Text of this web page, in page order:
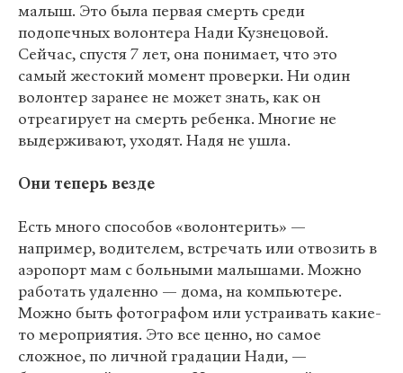
малыш. Это была первая смерть среди
подопечных волонтера Нади Кузнецовой.
Сейчас, спустя 7 лет, она понимает, что это
самый жестокий момент проверки. Ни один
волонтер заранее не может знать, как он
отреагирует на смерть ребенка. Многие не
выдерживают, уходят. Надя не ушла.
Они теперь везде
Есть много способов «волонтерить» —
например, водителем, встречать или отвозить в
аэропорт мам с больными малышами. Можно
работать удаленно — дома, на компьютере.
Можно быть фотографом или устраивать какие-
то мероприятия. Это все ценно, но самое
сложное, по личной градации Нади, —